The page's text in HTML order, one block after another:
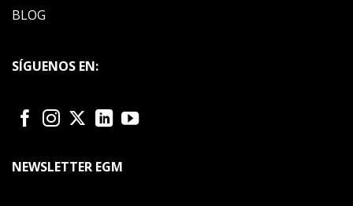
BLOG
SÍGUENOS EN:
NEWSLETTER EGM